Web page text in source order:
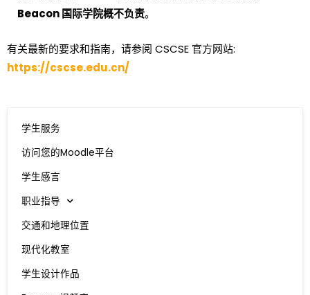
学生服务
访问您的Moodle平台
学生感言
职业指导
交通和地理位置
现代化教室
学生设计作品
Beacon 国际学院概不负责。
有关最新的要求和指南，请参阅 CSCSE 官方网站:
https://cscse.edu.cn/